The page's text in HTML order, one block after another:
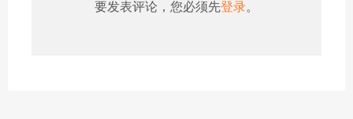
要发表评论，您必须先登录。